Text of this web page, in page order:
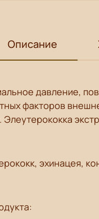
Описание
давление,
факторов
Элеутерококка
эхинацея,